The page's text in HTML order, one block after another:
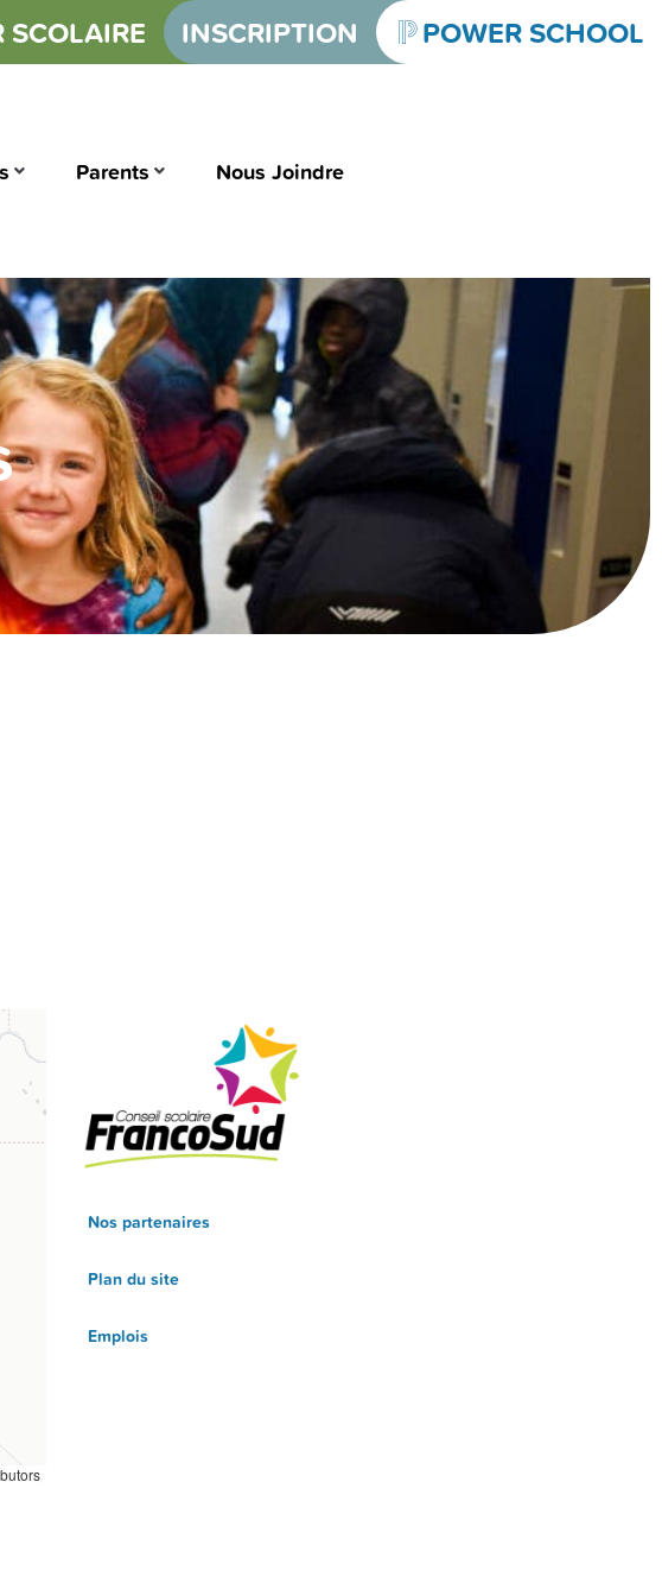
SCOLAIRE INSCRIPTION POWER SCHOOL
Parents Nous Joindre
Nos partenaires
Plan du site
Emplois